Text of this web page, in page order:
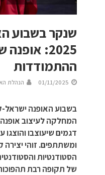
שנקר בשבוע
2025:
ההתמודדות
01/11/2025 הנהלת
ומשתתפים. זוהי
הסטודנטיות
של תקופה רבת